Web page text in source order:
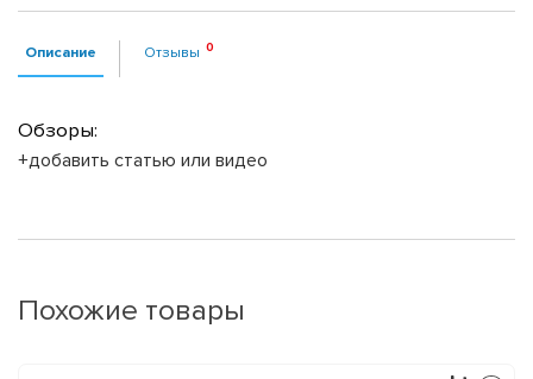
Описание Отзывы
Обзоры:
+добавить статью или видео
Похожие товары